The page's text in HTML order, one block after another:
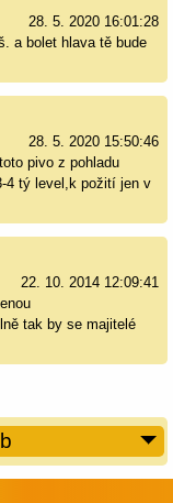
28. 5. 2020 16:01:28
a bolet hlava tě bude
28. 5. 2020 15:50:46
pivo z pohladu
4 tý level,k požití jen v
22. 10. 2014 12:09:41
tak by se majitelé